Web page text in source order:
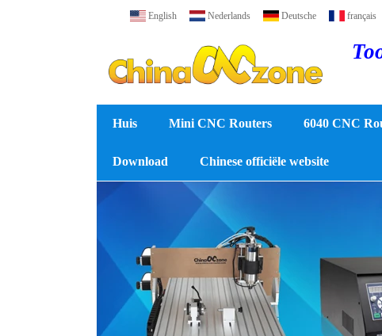
English Nederlands Deutsche français
Huis Mini CNC Routers 6040 CNC
Download Chinese officiële website